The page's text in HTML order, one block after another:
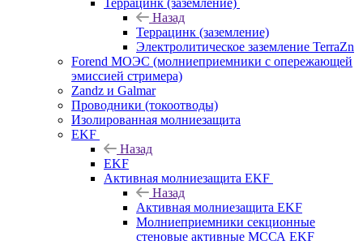
Террацинк (заземление)
Назад
Террацинк (заземление)
Электролитическое заземление TerraZn
Forend МОЭС (молниеприемники с опережающей
эмиссией стримера)
Zandz и Galmar
Проводники (токоотводы)
Изолированная молниезащита
EKF
Назад
EKF
Активная молниезащита EKF
Назад
Активная молниезащита EKF
Молниеприемники секционные
стеновые активные МССА EKF